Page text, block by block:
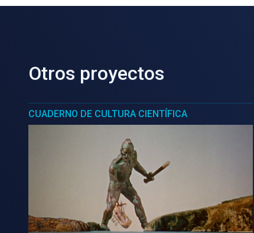
Otros proyectos
CUADERNO DE CULTURA CIENTÍFICA